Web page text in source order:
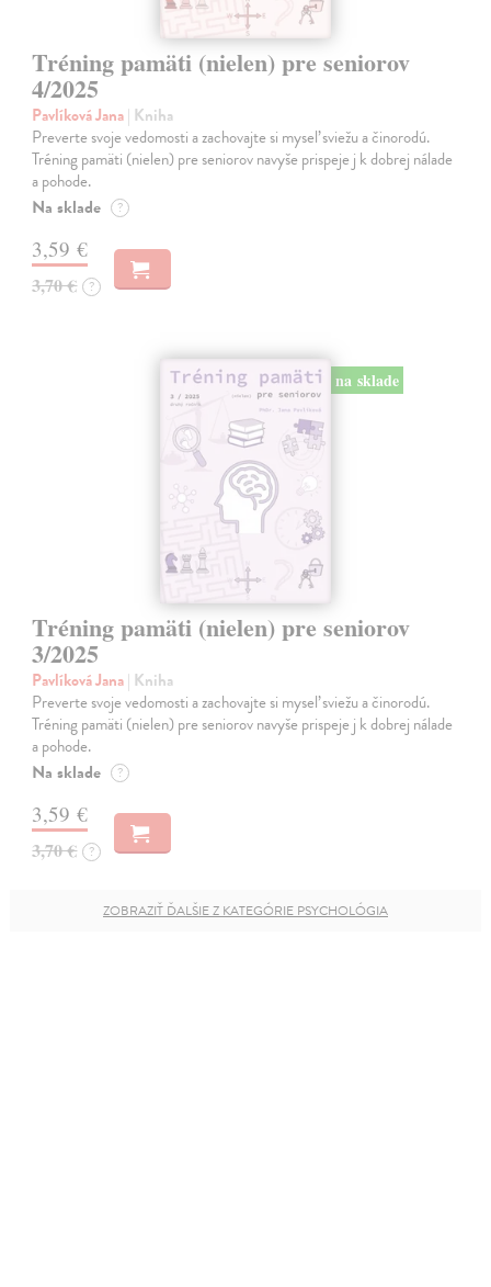
Tréning pamäti (nielen) pre seniorov
4/2025
Pavlíková Jana| Kniha
Preverte svoje vedomosti a zachovajte si myseľ sviežu a činorodú.
Tréning pamäti (nielen) pre seniorov navyše prispeje j k dobrej nálade
a pohode.
Na sklade ?
3,59 €
3,70 € ?
na sklade
Tréning pamäti (nielen) pre seniorov
3/2025
Pavlíková Jana| Kniha
Preverte svoje vedomosti a zachovajte si myseľ sviežu a činorodú.
Tréning pamäti (nielen) pre seniorov navyše prispeje j k dobrej nálade
a pohode.
Na sklade ?
3,59 €
3,70 € ?
ZOBRAZIŤ ĎALŠIE Z KATEGÓRIE PSYCHOLÓGIA